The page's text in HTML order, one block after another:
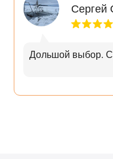
Разработано в Бельгии
Все изделия Up!Flame
Производство расположено
бельгийской дизайнерской
живой огонь - очаги,
каждой модели - дизайн,
Отличительная
Сергей
Дольшой выбор.